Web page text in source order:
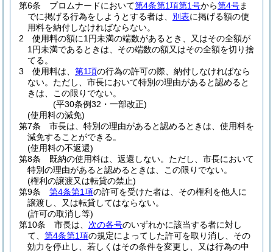
第6条
プロムナードにおいて第4条第1項第1号から第4号ま
でに掲げる行為をしようとする者は、 別表に掲げる額の使
用料を納付しなければならない。
2
使用料の額に1円未満の端数があるとき、又はその全額が
1円未満であるときは、その端数の額又はその全額を切り捨
てる。
3
使用料は、 第1項の行為の許可の際、納付しなければなら
ない。 ただし、市長において特別の理由があると認めると
きは、この限りでない。
(平30条例32・一部改正)
(使用料の減免)
第7条
市長は、特別の理由があると認めるときは、使用料を
減免することができる。
(使用料の不返還)
第8条
既納の使用料は、返還しない。 ただし、市長において
特別の理由があると認めるときは、この限りでない。
(権利の譲渡又は転貸の禁止)
第9条
第4条第1項の許可を受けた者は、その権利を他人に
譲渡し、又は転貸してはならない。
(許可の取消し等)
第10条
市長は、 次の各号のいずれかに該当する者に対し
て、 第4条第1項の規定によってした許可を取り消し、その
効力を停止し、若しくはその条件を変更し、又は行為の中